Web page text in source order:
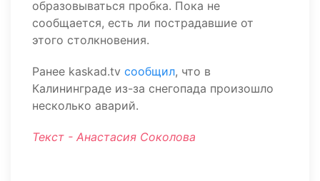
образовываться пробка. Пока не
сообщается, есть ли пострадавшие от
этого столкновения.
Ранее kaskad.tv сообщил, что в
Калининграде из-за снегопада произошло
несколько аварий.
Текст - Анастасия Соколова